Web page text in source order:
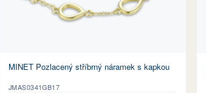
MINET Pozlacený stříbrný náramek s kapkou
JMAS0341GB17